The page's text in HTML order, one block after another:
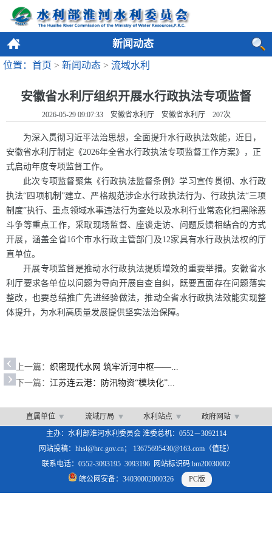
新闻动态
位置：首页 > 新闻动态 > 流域水利
安徽省水利厅组织开展水行政执法专项监督
2026-05-29 09:07:33 安徽省水利厅 安徽省水利厅 207次
为深入贯彻习近平法治思想，全面提升水行政执法效能，近日，
安徽省水利厅制定《2026年全省水行政执法专项监督工作方案》，正
式启动年度专项监督工作。
此次专项监督聚焦《行政执法监督条例》学习宣传贯彻、水行政
执法“四项机制”建立、严格规范涉企水行政执法行为、行政执法“三项
制度”执行、重点领域水事违法行为查处以及水利行业常态化扫黑除恶
斗争等重点工作，采取现场监督、座谈走访、问题反馈相结合的方式
开展，涵盖全省16个市水行政主管部门及12家具有水行政执法权的厅
直单位。
开展专项监督是推动水行政执法提质增效的重要举措。安徽省水
利厅要求各单位以问题为导向开展自查自纠，既要直面存在问题落实
整改，也要总结推广先进经验做法，推动全省水行政执法效能实现整
体提升，为水利高质量发展提供坚实法治保障。
上一篇： 织密现代水网 筑牢沂河中枢——...
下一篇： 江苏连云港：防汛物资“模块化”...
直属单位 流域厅局 水利站点
政府网站
主办：水利部淮河水利委员会 淮委总机：0552－3092114
网站投稿：hhsl@hrc.gov.cn； 13675695430@163.com（值班）
联系电话：0552-3093195 3093196 网站标识码:bm20030002
皖公网安备：34030002000326
PC版